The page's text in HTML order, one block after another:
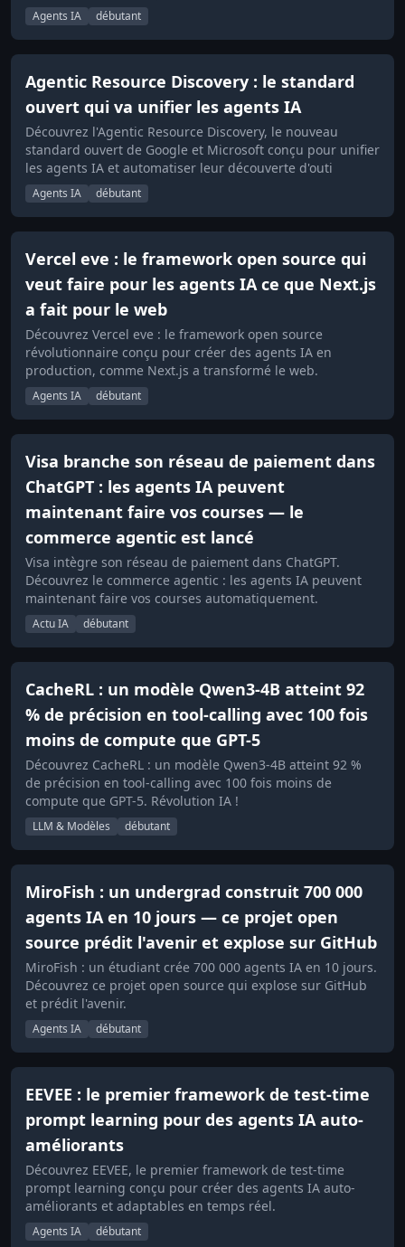
Agents IA débutant
Agentic Resource Discovery : le standard
ouvert qui va unifier les agents IA
Découvrez l'Agentic Resource Discovery, le nouveau
standard ouvert de Google et Microsoft conçu pour unifier
les agents IA et automatiser leur découverte d'outi
Agents IA débutant
Vercel eve : le framework open source qui
veut faire pour les agents IA ce que Next.js
a fait pour le web
Découvrez Vercel eve : le framework open source
révolutionnaire conçu pour créer des agents IA en
production, comme Next.js a transformé le web.
Agents IA débutant
Visa branche son réseau de paiement dans
ChatGPT : les agents IA peuvent
maintenant faire vos courses — le
commerce agentic est lancé
Visa intègre son réseau de paiement dans ChatGPT.
Découvrez le commerce agentic : les agents IA peuvent
maintenant faire vos courses automatiquement.
Actu IA débutant
CacheRL : un modèle Qwen3-4B atteint 92
% de précision en tool-calling avec 100 fois
moins de compute que GPT-5
Découvrez CacheRL : un modèle Qwen3-4B atteint 92 %
de précision en tool-calling avec 100 fois moins de
compute que GPT-5. Révolution IA !
LLM & Modèles débutant
MiroFish : un undergrad construit 700 000
agents IA en 10 jours — ce projet open
source prédit l'avenir et explose sur GitHub
MiroFish : un étudiant crée 700 000 agents IA en 10 jours.
Découvrez ce projet open source qui explose sur GitHub
et prédit l'avenir.
Agents IA débutant
EEVEE : le premier framework de test-time
prompt learning pour des agents IA auto-
améliorants
Découvrez EEVEE, le premier framework de test-time
prompt learning conçu pour créer des agents IA auto-
améliorants et adaptables en temps réel.
Agents IA débutant